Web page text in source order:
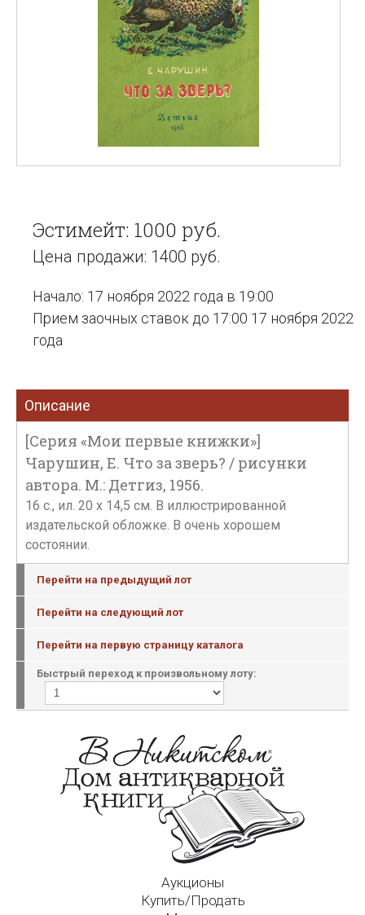
Эстимейт: 1000 руб.
Цена продажи: 1400 руб.
Начало: 17 ноября 2022 года в 19:00
Прием заочных ставок до 17:00 17 ноября 2022
года
Описание
[Серия «Мои первые книжки»]
Чарушин, Е. Что за зверь? / рисунки
автора. М.: Детгиз, 1956.
16 с., ил. 20 х 14,5 см. В иллюстрированной
издательской обложке. В очень хорошем
состоянии.
Перейти на предыдущий лот
Перейти на следующий лот
Перейти на первую страницу каталога
Быстрый переход к произвольному лоту:
Аукционы
Купить/Продать